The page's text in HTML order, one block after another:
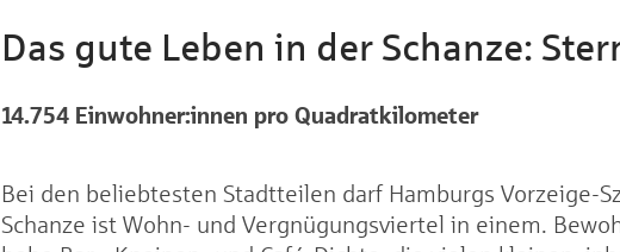
Das gute Leben in der Schanze:
14.754 Einwohner:innen pro Quadratkilometer
Bei den beliebtesten Stadtteilen darf Hamburgs Vorzeige-
Schanze ist Wohn- und Vergnügungsviertel in einem.